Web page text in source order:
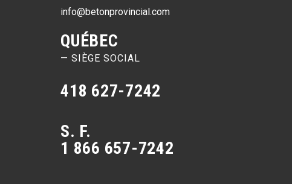
info@betonprovincial.com
QUÉBEC
— SIÈGE SOCIAL
418 627-7242
S. F.
1 866 657-7242